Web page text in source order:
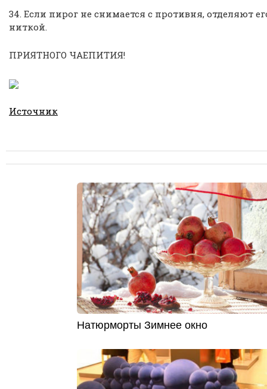
34. Если пирог не снимается с противня, отделяют
ниткой.
ПРИЯТНОГО ЧАЕПИТИЯ!
Источник
Натюрморты Зимнее окно